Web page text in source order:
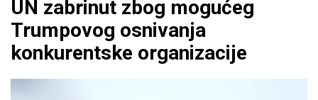
UN zabrinut zbog mogućeg
Trumpovog osnivanja
konkurentske organizacije